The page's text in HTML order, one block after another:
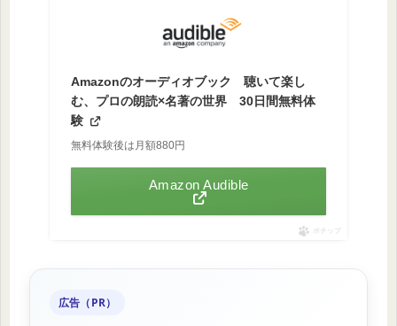
Amazonのオーディオブック 聴いて楽し
む、プロの朗読×名著の世界 30日間無料体
験
無料体験後は月額880円
Amazon Audible
ポチップ
広告（PR）